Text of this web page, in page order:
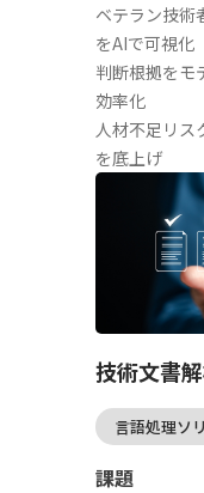
ベテラン技術
をAIで可視化
判断根拠をモ
効率化
人材不足リス
を底上げ
技術文書
言語処理ソ
課題